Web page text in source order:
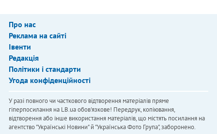
Про нас
Реклама на сайті
Івенти
Редакція
Політики і стандарти
Угода конфіденційності
У разі повного чи часткового відтворення матеріалів пряме
гіперпосилання на LB.ua обов'язкове! Передрук, копіювання,
відтворення або інше використання матеріалів, що містять посилання на
агентство "Українськi Новини" й "Українська Фото Група", заборонено.